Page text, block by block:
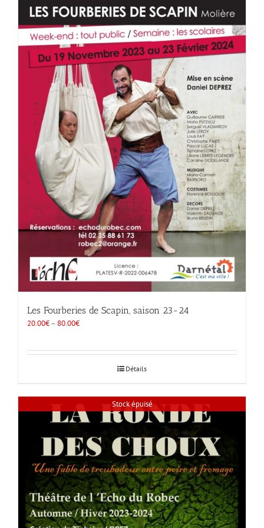
Les Fourberies de Scapin, saison 23-24
20.00€– 80.00€
Détails
Stock épuisé